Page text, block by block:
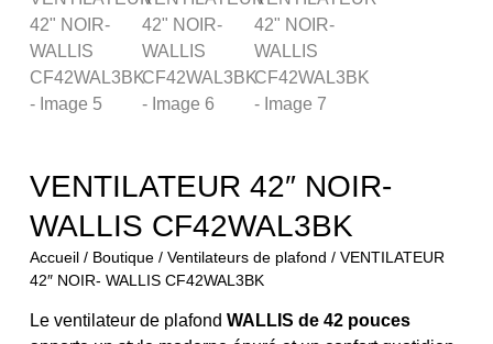
VENTILATEUR 42″ NOIR-
WALLIS CF42WAL3BK
Accueil/ Boutique/ Ventilateurs de plafond / VENTILATEUR
42″ NOIR- WALLIS CF42WAL3BK
Le ventilateur de plafond WALLIS de 42 pouces